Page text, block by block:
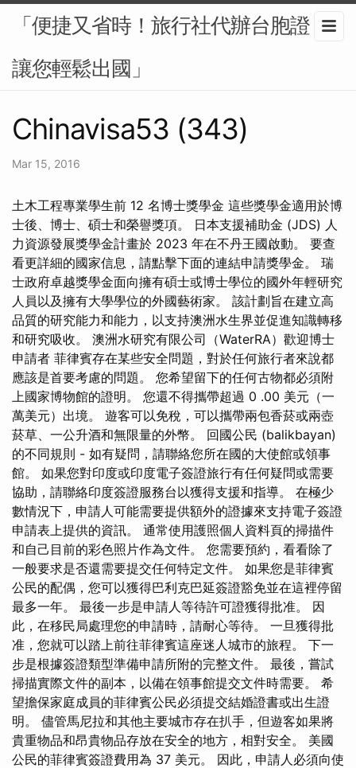
「便捷又省時！旅行社代辦台胞證，
讓您輕鬆出國」
Chinavisa53 (343)
Mar 15, 2016
土木工程專業學生前 12 名博士獎學金 這些獎學金適用於博
士後、博士、碩士和榮譽獎項。 日本支援補助金 (JDS) 人
力資源發展獎學金計畫於 2023 年在不丹王國啟動。 要查
看更詳細的國家信息，請點擊下面的連結申請獎學金。 瑞
士政府卓越獎學金面向擁有碩士或博士學位的國外年輕研究
人員以及擁有大學學位的外國藝術家。 該計劃旨在建立高
品質的研究能力和能力，以支持澳洲水生界並促進知識轉移
和研究吸收。 澳洲水研究有限公司（WaterRA）歡迎博士
申請者 菲律賓存在某些安全問題，對於任何旅行者來說都
應該是首要考慮的問題。 您希望留下的任何古物都必須附
上國家博物館的證明。 您還不得攜帶超過 0 .00 美元（一
萬美元）出境。 遊客可以免稅，可以攜帶兩包香菸或兩壺
菸草、一公升酒和無限量的外幣。 回國公民 (balikbayan)
的不同規則 - 如有疑問，請聯絡您所在國的大使館或領事
館。 如果您對印度或印度電子簽證旅行有任何疑問或需要
協助，請聯絡印度簽證服務台以獲得支援和指導。 在極少
數情況下，申請人可能需要提供額外的證據來支持電子簽證
申請表上提供的資訊。 通常使用護照個人資料頁的掃描件
和自己目前的彩色照片作為文件。 您需要預約，看看除了
一般要求是否還需要提交任何特定文件。 如果您是菲律賓
公民的配偶，您可以獲得巴利克巴延簽證豁免並在這裡停留
最多一年。 最後一步是申請人等待許可證獲得批准。 因
此，在移民局處理您的申請時，請耐心等待。 一旦獲得批
准，您就可以踏上前往菲律賓這座迷人城市的旅程。 下一
步是根據簽證類型準備申請所附的完整文件。 最後，嘗試
掃描實際文件的副本，以備在領事館提交文件時需要。 希
望擔保家庭成員的菲律賓公民必須提交結婚證書或出生證
明。 儘管馬尼拉和其他主要城市存在扒手，但遊客如果將
貴重物品和昂貴物品存放在安全的地方，相對安全。 美國
公民的菲律賓簽證費用為 37 美元。 因此，申請人必須向使